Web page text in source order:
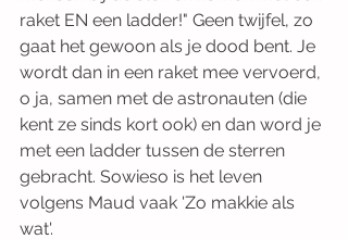
raket EN een ladder!" Geen twijfel, zo
gaat het gewoon als je dood bent. Je
wordt dan in een raket mee vervoerd,
o ja, samen met de astronauten (die
kent ze sinds kort ook) en dan word je
met een ladder tussen de sterren
gebracht. Sowieso is het leven
volgens Maud vaak 'Zo makkie als
wat'.